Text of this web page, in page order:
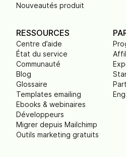
Nouveautés produit
RESSOURCES
Centre d’aide
État du service
Communauté
Blog
Glossaire
Templates emailing
Ebooks & webinaires
Développeurs
Migrer depuis Mailchimp
Outils marketing gratuits